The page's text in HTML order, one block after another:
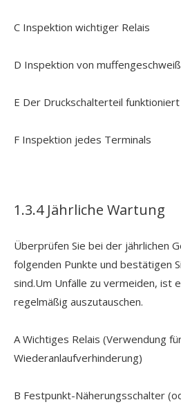
C Inspektion wichtiger Relais
D Inspektion von
E Der Druckschalterteil
F Inspektion jedes Terminals
1.3.4 Jährliche Wartung
Überprüfen Sie bei der jährlichen
folgenden Punkte und bestätigen
sind.Um Unfälle zu vermeiden, ist
regelmäßig auszutauschen.
A Wichtiges Relais (Verwendung
Wiederanlaufverhinderung)
B Festpunkt-Näherungsschalter